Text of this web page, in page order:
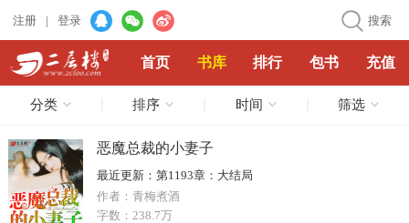
注册 | 登录 搜索
首页 书库 排行 包书 充值
分类 排序 时间 筛选
恶魔总裁的小妻子
最近更新： 第1193章：大结局
作者： 青梅煮酒
字数： 238.7万